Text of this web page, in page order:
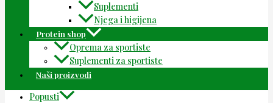
Suplementi
Njega i higijena
Protein shop
Oprema za sportiste
Suplementi za sportiste
Naši proizvodi
Popusti